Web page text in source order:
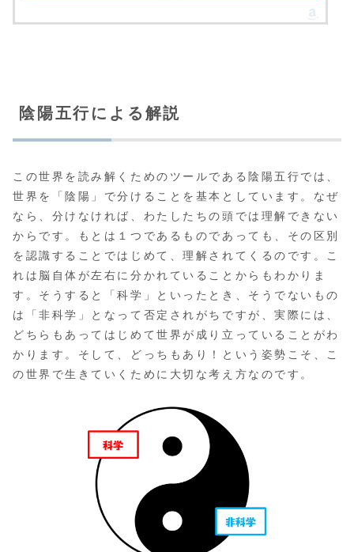
陰陽五行による解説
この世界を読み解くためのツールである陰陽五行では、
世界を「陰陽」で分けることを基本としています。なぜ
なら、分けなければ、わたしたちの頭では理解できない
からです。もとは１つであるものであっても、その区別
を認識することではじめて、理解されてくるのです。こ
れは脳自体が左右に分かれていることからもわかりま
す。そうすると「科学」といったとき、そうでないもの
は「非科学」となって否定されがちですが、実際には、
どちらもあってはじめて世界が成り立っていることがわ
かります。そして、どっちもあり！という姿勢こそ、こ
の世界で生きていくために大切な考え方なのです。